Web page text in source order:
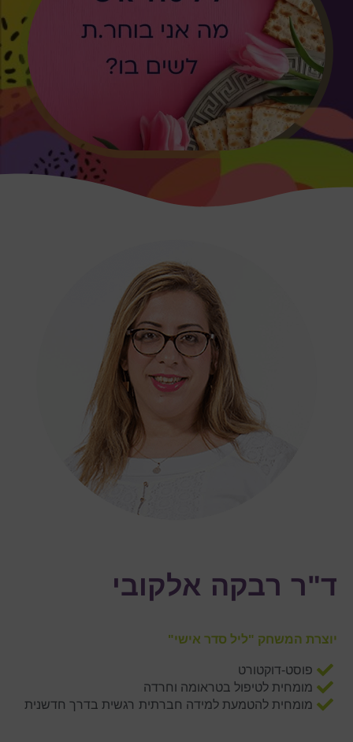
ד"ר רבקה אלקובי
יוצרת המשחק "ליל סדר אישי"
פוסט-דוקטורט
מומחית לטיפול בטראומה וחרדה
מומחית להטמעת למידה חברתית רגשית בדרך חדשנית